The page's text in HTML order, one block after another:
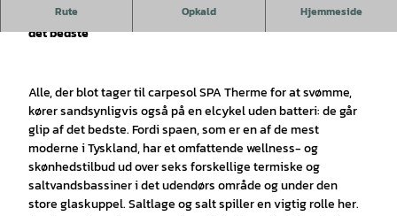
Rute Opkald Hjemmeside
Carpesol SPA Therme: De, der kun svømmer her, går glip af
det bedste
Alle, der blot tager til carpesol SPA Therme for at svømme,
kører sandsynligvis også på en elcykel uden batteri: de går
glip af det bedste. Fordi spaen, som er en af de mest
moderne i Tyskland, har et omfattende wellness- og
skønhedstilbud ud over seks forskellige termiske og
saltvandsbassiner i det udendørs område og under den
store glaskuppel. Saltlage og salt spiller en vigtig rolle her.